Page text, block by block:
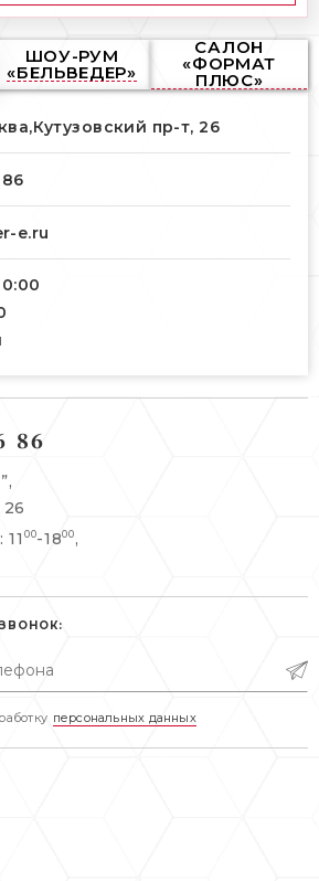
ШОУ-РУМ
«БЕЛЬВЕДЕР»
САЛОН
«ФОРМАТ
ПЛЮС»
Кутузовский пр-т, 26
e.ru
e.ru
переулок, 3/10с7
e.ru
86
11 00-1800 ,
персональных данных